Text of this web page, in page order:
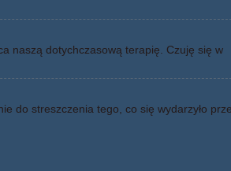
naszą dotychczasową terapię. Czuję się w
do streszczenia tego, co się wydarzyło